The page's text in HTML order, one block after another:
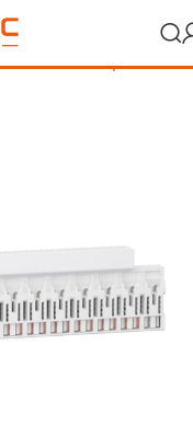
Borniers de répartition